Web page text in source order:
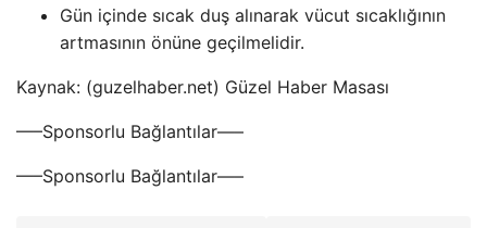
Gün içinde sıcak duş alınarak vücut sıcaklığının
artmasının önüne geçilmelidir.
Kaynak: (guzelhaber.net) Güzel Haber Masası
—–Sponsorlu Bağlantılar—–
—–Sponsorlu Bağlantılar—–